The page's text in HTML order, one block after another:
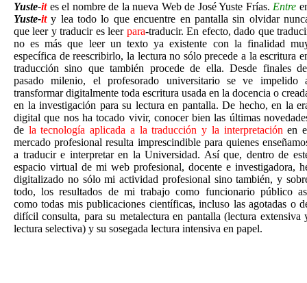
Yuste-ites el nombre de la nueva Web de José Yuste Frías. Entre
Yuste-ity lea todo lo que encuentre en pantalla sin olvidar
que leer y traducir es leer para-traducir. En efecto, dado que
no es más que leer un texto ya existente con la finalidad
específica de reescribirlo, la lectura no sólo precede a la escritura
traducción sino que también procede de ella.Desde finales
pasado milenio, el profesorado universitario se ve impelido
transformar digitalmente toda escritura usada en la docencia o
en la investigación para su lectura en pantalla. De hecho, en la
digital que nos ha tocado vivir, conocer bien las últimas
de la tecnología aplicada a la traducción y la interpretación en
mercado profesional resulta imprescindible para quienes
a traducir e interpretar en la Universidad. Así que, dentro de
espacio virtual de mi web profesional, docente e investigadora,
digitalizado no sólo mi actividad profesional sino también, y
todo, los resultados de mi trabajo como funcionario público
como todas mis publicaciones científicas, incluso las agotadas o
difícil consulta, para su metalectura en pantalla (lectura extensiva
lectura selectiva) y su sosegada lectura intensiva en papel.